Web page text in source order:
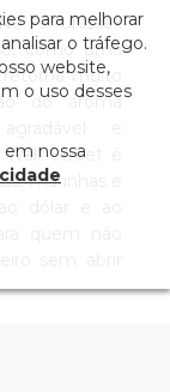
9 unissex
como uma
muito
do aroma
e
Street é
marinhas e
dólar e ao
quem não
sem abrir
para melhorar
o tráfego.
website,
o uso desses
nossa